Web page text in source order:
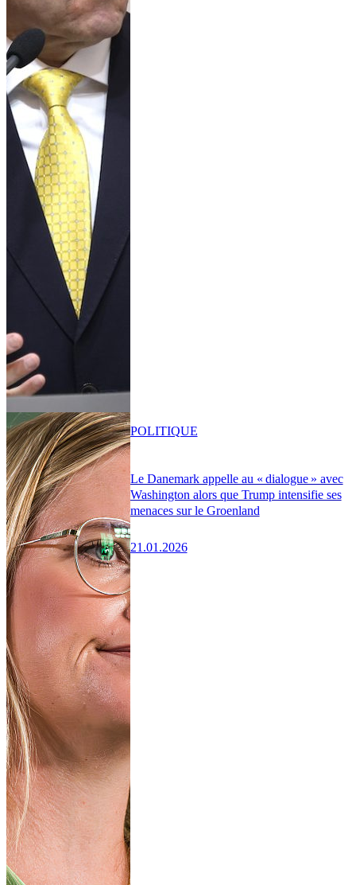
Le Danemark appelle au « dialogue » avec
Washington alors que Trump intensifie ses
menaces sur le Groenland
21.01.2026
POLITIQUE